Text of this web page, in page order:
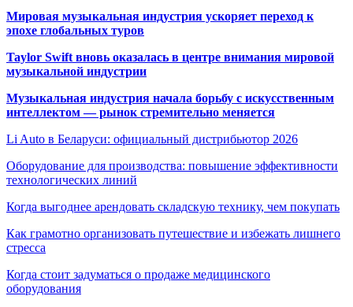
Мировая музыкальная индустрия ускоряет переход к
эпохе глобальных туров
Taylor Swift вновь оказалась в центре внимания мировой
музыкальной индустрии
Музыкальная индустрия начала борьбу с искусственным
интеллектом — рынок стремительно меняется
Li Auto в Беларуси: официальный дистрибьютор 2026
Оборудование для производства: повышение эффективности
технологических линий
Когда выгоднее арендовать складскую технику, чем покупать
Как грамотно организовать путешествие и избежать лишнего
стресса
Когда стоит задуматься о продаже медицинского
оборудования